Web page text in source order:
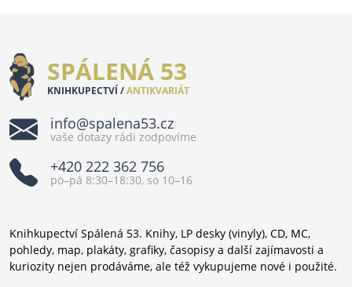
SPÁLENÁ 53
KNIHKUPECTVÍ /ANTIKVARIÁT
info@spalena53.cz
vaše dotazy rádi zodpovíme
+420 222 362 756
po–pá 8:30–18:30, so 10–16
Knihkupectví Spálená 53. Knihy, LP desky (vinyly), CD, MC,
pohledy, map, plakáty, grafiky, časopisy a další zajímavosti a
kuriozity nejen prodáváme, ale též vykupujeme nové i použité.